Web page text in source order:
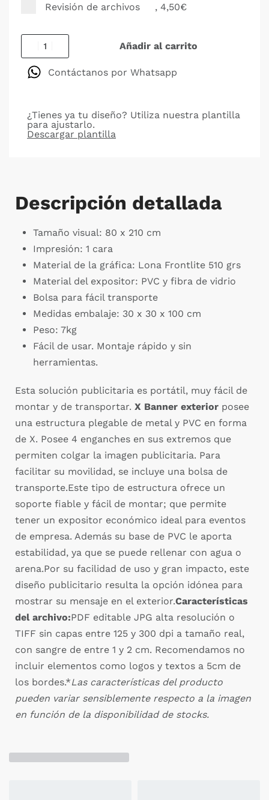
Revisión de archivos , 4,50€
Añadir al carrito
Contáctanos por Whatsapp
¿Tienes ya tu diseño? Utiliza nuestra plantilla
para ajustarlo.
Descargar plantilla
Descripción detallada
Tamaño visual: 80 x 210 cm
Impresión: 1 cara
Material de la gráfica: Lona Frontlite 510 grs
Material del expositor: PVC y fibra de vidrio
Bolsa para fácil transporte
Medidas embalaje: 30 x 30 x 100 cm
Peso: 7kg
Fácil de usar. Montaje rápido y sin
herramientas.
Esta solución publicitaria es portátil, muy fácil de
montar y de transportar. X Banner exterior posee
una estructura plegable de metal y PVC en forma
de X. Posee 4 enganches en sus extremos que
permiten colgar la imagen publicitaria. Para
facilitar su movilidad, se incluye una bolsa de
transporte.Este tipo de estructura ofrece un
soporte fiable y fácil de montar; que permite
tener un expositor económico ideal para eventos
de empresa. Además su base de PVC le aporta
estabilidad, ya que se puede rellenar con agua o
arena.Por su facilidad de uso y gran impacto, este
diseño publicitario resulta la opción idónea para
mostrar su mensaje en el exterior.Características
del archivo:PDF editable JPG alta resolución o
TIFF sin capas entre 125 y 300 dpi a tamaño real,
con sangre de entre 1 y 2 cm. Recomendamos no
incluir elementos como logos y textos a 5cm de
los bordes.*Las características del producto
pueden variar sensiblemente respecto a la imagen
en función de la disponibilidad de stocks.